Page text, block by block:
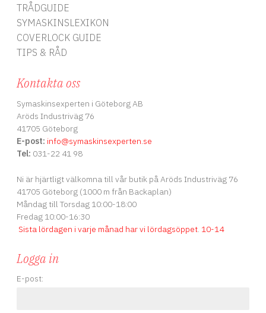
TRÅDGUIDE
SYMASKINSLEXIKON
COVERLOCK GUIDE
TIPS & RÅD
Kontakta oss
Symaskinsexperten i Göteborg AB
Aröds Industriväg 76
41705 Göteborg
E-post: info@symaskinsexperten.se
Tel: 031-22 41 98
Ni är hjärtligt välkomna till vår butik på Aröds Industriväg 76
41705 Göteborg (1000 m från Backaplan)
Måndag till Torsdag 10:00-18:00
Fredag 10:00-16:30
Sista lördagen i varje månad har vi lördagsöppet. 10-14
Logga in
E-post: